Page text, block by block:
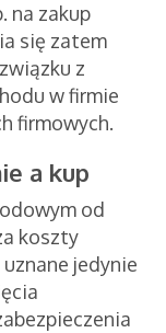
na zakup
się zatem
z
w firmie
firmowych.
a kup
od
koszty
jedynie